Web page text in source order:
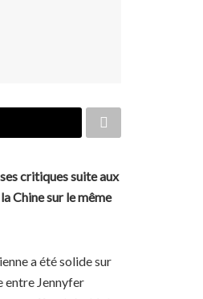
critiques suite aux
Chine sur le même
a été solide sur
entre Jennyfer